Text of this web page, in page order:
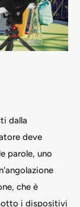
dalla
deve
parole, uno
che è
i dispositivi